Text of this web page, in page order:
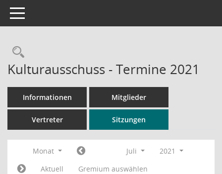
Toggle navigation
Rechercheauswahl
Kulturausschuss - Termine 2021
Informationen Mitglieder
Vertreter Sitzungen
Monat Juli
2021
Aktuell
Gremium auswählen